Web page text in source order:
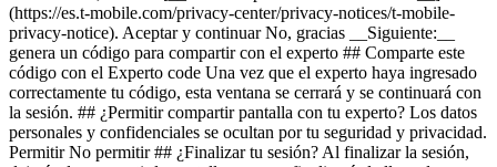
(https://es.t-mobile.com/privacy-center/privacy-notices/t-mobile-
privacy-notice). Aceptar y continuar No, gracias __Siguiente:__
genera un código para compartir con el experto ## Comparte este
código con el Experto code Una vez que el experto haya ingresado
correctamente tu código, esta ventana se cerrará y se continuará con
la sesión. ## ¿Permitir compartir pantalla con tu experto? Los datos
personales y confidenciales se ocultan por tu seguridad y privacidad.
Permitir No permitir ## ¿Finalizar tu sesión? Al finalizar la sesión,